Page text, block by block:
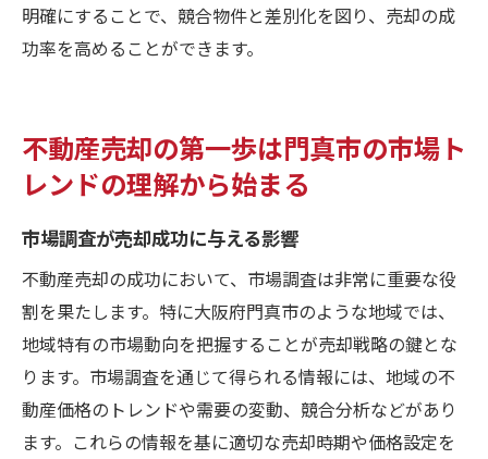
明確にすることで、競合物件と差別化を図り、売却の成
功率を高めることができます。
不動産売却の第一歩は門真市の市場ト
レンドの理解から始まる
市場調査が売却成功に与える影響
不動産売却の成功において、市場調査は非常に重要な役
割を果たします。特に大阪府門真市のような地域では、
地域特有の市場動向を把握することが売却戦略の鍵とな
ります。市場調査を通じて得られる情報には、地域の不
動産価格のトレンドや需要の変動、競合分析などがあり
ます。これらの情報を基に適切な売却時期や価格設定を